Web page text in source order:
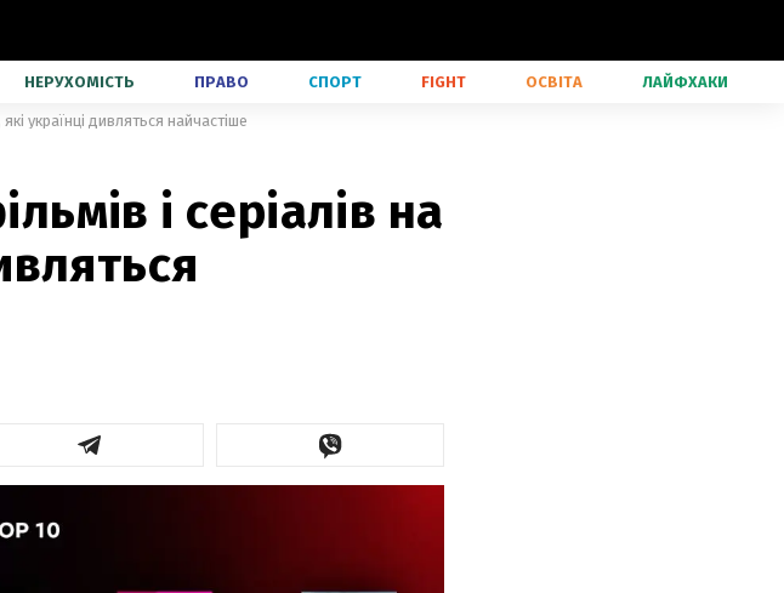
НЕРУХОМІСТЬ ПРАВО СПОРТ FIGHT ОСВІТА ЛАЙФХАКИ
українці дивляться найчастіше
і серіалів на